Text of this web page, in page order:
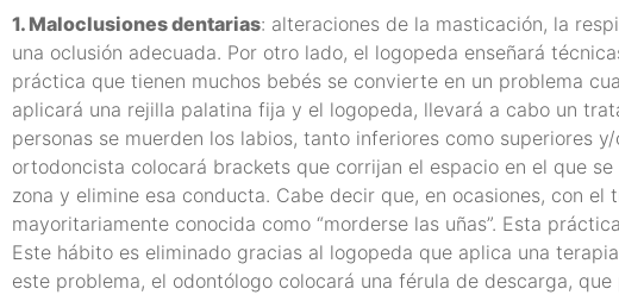
1. Maloclusiones dentarias: alteraciones de la masticación, la
una oclusión adecuada. Por otro lado, el logopeda enseñará
práctica que tienen muchos bebés se convierte en un problema
aplicará una rejilla palatina fija y el logopeda, llevará a cabo un
personas se muerden los labios, tanto inferiores como superiores
ortodoncista colocará brackets que corrijan el espacio en el que
zona y elimine esa conducta. Cabe decir que, en ocasiones, con
mayoritariamente conocida como “morderse las uñas”. Esta
Este hábito es eliminado gracias al logopeda que aplica una
este problema, el odontólogo colocará una férula de descarga,